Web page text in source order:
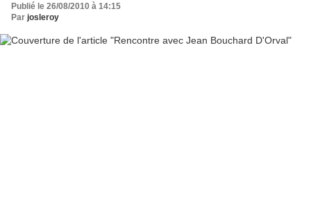
Publié le 26/08/2010 à 14:15
Par josleroy